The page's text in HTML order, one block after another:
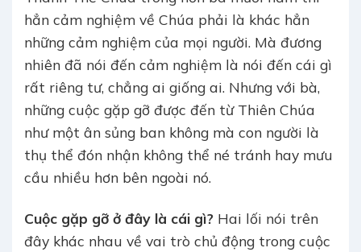
hẳn cảm nghiệm về Chúa phải là khác hẳn
những cảm nghiệm của mọi người. Mà đương
nhiên đã nói đến cảm nghiệm là nói đến cái gì
rất riêng tư, chẳng ai giống ai. Nhưng với bà,
những cuộc gặp gỡ được đến từ Thiên Chúa
như một ân sủng ban không mà con người là
thụ thể đón nhận không thể né tránh hay mưu
cầu nhiều hơn bên ngoài nó.
Cuộc gặp gỡ ở đây là cái gì? Hai lối nói trên
đây khác nhau về vai trò chủ động trong cuộc